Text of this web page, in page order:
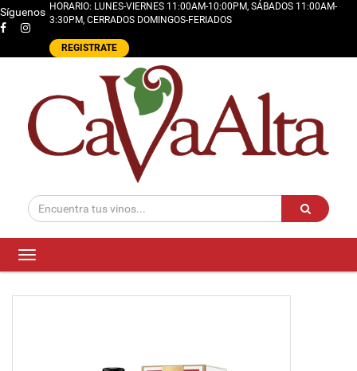
Síguenos HORARIO: LUNES-VIERNES 11:00AM-10:00PM, SÁBADOS 11:00AM-
3:30PM, CERRADOS DOMINGOS-FERIADOS
REGISTRATE
Toggle
navigation